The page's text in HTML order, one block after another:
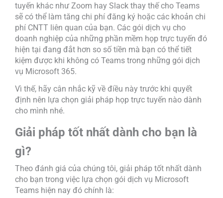
tuyến khác như Zoom hay Slack thay thế cho Teams
sẽ có thể làm tăng chi phí đăng ký hoặc các khoản chi
phí CNTT liên quan của bạn. Các gói dịch vụ cho
doanh nghiệp của những phần mềm họp trực tuyến đó
hiện tại đang đắt hơn so số tiền mà bạn có thể tiết
kiệm được khi không có Teams trong những gói dịch
vụ Microsoft 365.
Vì thế, hãy cân nhắc kỹ về điều này trước khi quyết
định nên lựa chọn giải pháp họp trực tuyến nào dành
cho mình nhé.
Giải pháp tốt nhất dành cho bạn là
gì?
Theo đánh giá của chúng tôi, giải pháp tốt nhất dành
cho bạn trong việc lựa chọn gói dịch vụ Microsoft
Teams hiện nay đó chính là: